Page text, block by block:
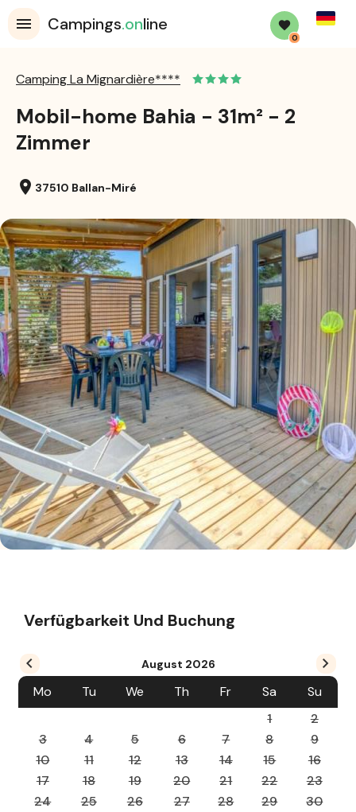
Campings.online
0
Camping La Mignardière****
Mobil-home Bahia - 31m² - 2
Zimmer
location_on 37510 Ballan-Miré
Verfügbarkeit Und Buchung
August 2026
Mo Tu We Th Fr Sa
Su
1
2
3
4 5 6 7 8
9
10
11 12 13 14 15
16
17
18 19 20 21 22
23
24
25 26 27 28 29
30